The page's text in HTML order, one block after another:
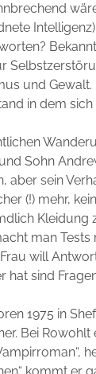
und
in dem sich
Sohn
aber sein
(!) mehr,
Kleidung
man
will
hat sind
1975 in
Bei Rowohlt